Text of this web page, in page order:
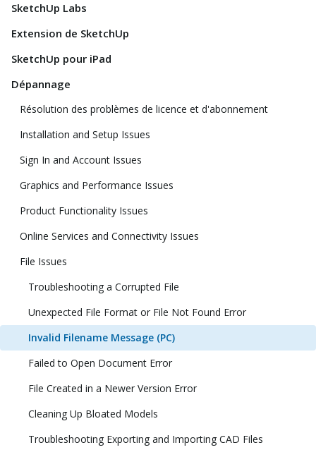
SketchUp Labs
Extension de SketchUp
SketchUp pour iPad
Dépannage
Résolution des problèmes de licence et d'abonnement
Installation and Setup Issues
Sign In and Account Issues
Graphics and Performance Issues
Product Functionality Issues
Online Services and Connectivity Issues
File Issues
Troubleshooting a Corrupted File
Unexpected File Format or File Not Found Error
Invalid Filename Message (PC)
Failed to Open Document Error
File Created in a Newer Version Error
Cleaning Up Bloated Models
Troubleshooting Exporting and Importing CAD Files